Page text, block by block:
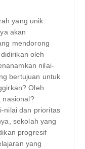
yang unik.
akan
mendorong
oleh
nilai-
bertujuan untuk
Oleh
nasional?
nilai dan prioritas
sekolah yang
progresif
yang